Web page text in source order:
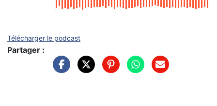
Télécharger le podcast
Partager :